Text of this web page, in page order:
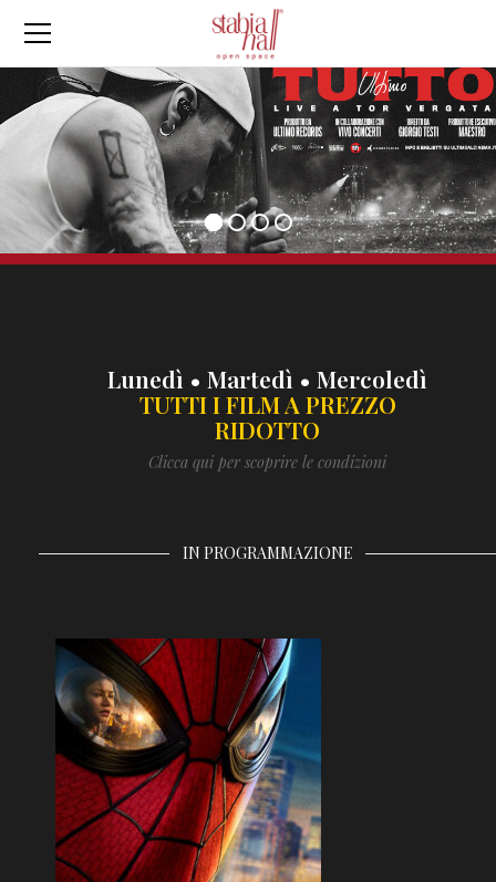
Lunedì • Martedì • Mercoledì
TUTTI I FILM A PREZZO
RIDOTTO
Clicca qui per scoprire le condizioni
IN PROGRAMMAZIONE